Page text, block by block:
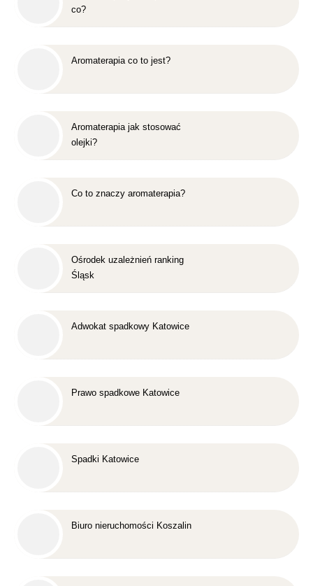
co?
Aromaterapia co to jest?
Aromaterapia jak stosować
olejki?
Co to znaczy aromaterapia?
Ośrodek uzależnień ranking
Śląsk
Adwokat spadkowy Katowice
Prawo spadkowe Katowice
Spadki Katowice
Biuro nieruchomości Koszalin